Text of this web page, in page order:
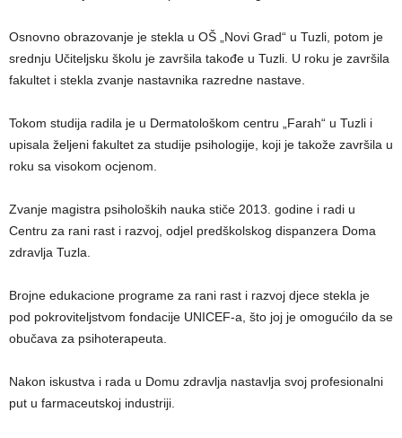
Osnovno obrazovanje je stekla u OŠ „Novi Grad“ u Tuzli, potom je
srednju Učiteljsku školu je završila takođe u Tuzli. U roku je završila
fakultet i stekla zvanje nastavnika razredne nastave.
Tokom studija radila je u Dermatološkom centru „Farah“ u Tuzli i
upisala željeni fakultet za studije psihologije, koji je takože završila u
roku sa visokom ocjenom.
Zvanje magistra psiholoških nauka stiče 2013. godine i radi u
Centru za rani rast i razvoj, odjel predškolskog dispanzera Doma
zdravlja Tuzla.
Brojne edukacione programe za rani rast i razvoj djece stekla je
pod pokroviteljstvom fondacije UNICEF-a, što joj je omogućilo da se
obučava za psihoterapeuta.
Nakon iskustva i rada u Domu zdravlja nastavlja svoj profesionalni
put u farmaceutskoj industriji.